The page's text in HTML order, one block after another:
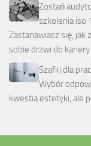
Zostań
szkolenia iso
Zastanawiasz się,
sobie drzwi do
Szafki dla
Wybór
kwestia estetyki, ale